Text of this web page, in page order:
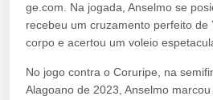
ge.com. Na jogada, Anselmo se
recebeu um cruzamento perfeito de
corpo e acertou um voleio
No jogo contra o Coruripe, na
Alagoano de 2023, Anselmo